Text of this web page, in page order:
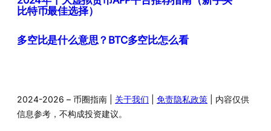
比特币最佳选择）
多空比是什么意思？BTC多空比怎么看
2024-2026 – 币圈指南 | 关于我们 免责隐私政策 | 内容仅供
信息参考，不构成投资建议。